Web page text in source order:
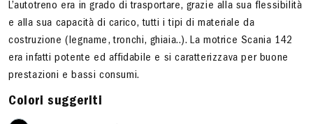
L’autotreno era in grado di trasportare, grazie alla sua flessibilità
e alla sua capacità di carico, tutti i tipi di materiale da
costruzione (legname, tronchi, ghiaia..). La motrice Scania 142
era infatti potente ed affidabile e si caratterizzava per buone
prestazioni e bassi consumi.
Colori suggeriti